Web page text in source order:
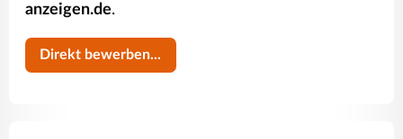
anzeigen.de.
Direkt bewerben...